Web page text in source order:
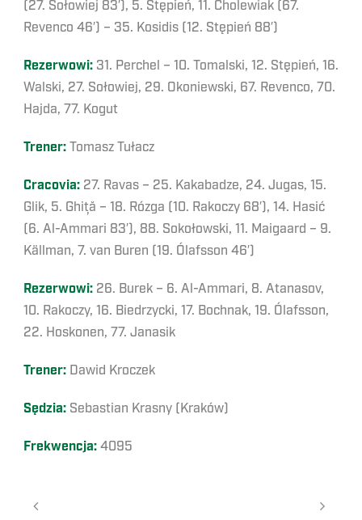
(27. Sołowiej 83′), 5. Stępień, 11. Cholewiak (67.
Revenco 46′) – 35. Kosidis (12. Stępień 88′)
Rezerwowi: 31. Perchel – 10. Tomalski, 12. Stępień, 16.
Walski, 27. Sołowiej, 29. Okoniewski, 67. Revenco, 70.
Hajda, 77. Kogut
Trener: Tomasz Tułacz
Cracovia: 27. Ravas – 25. Kakabadze, 24. Jugas, 15.
Glik, 5. Ghiță – 18. Rózga (10. Rakoczy 68′), 14. Hasić
(6. Al-Ammari 83′), 88. Sokołowski, 11. Maigaard – 9.
Källman, 7. van Buren (19. Ólafsson 46′)
Rezerwowi: 26. Burek – 6. Al-Ammari, 8. Atanasov,
10. Rakoczy, 16. Biedrzycki, 17. Bochnak, 19. Ólafsson,
22. Hoskonen, 77. Janasik
Trener: Dawid Kroczek
Sędzia: Sebastian Krasny (Kraków)
Frekwencja: 4095